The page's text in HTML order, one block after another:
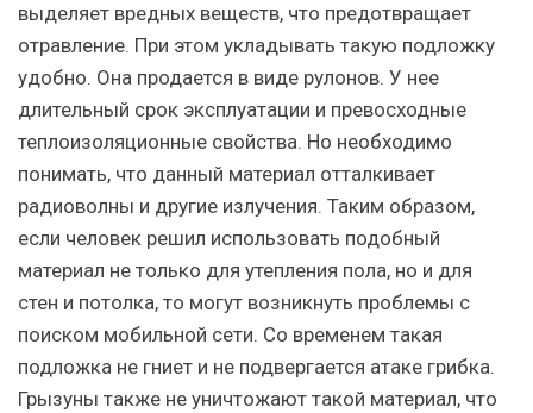
выделяет вредных веществ, что предотвращает
отравление. При этом укладывать такую подложку
удобно. Она продается в виде рулонов. У нее
длительный срок эксплуатации и превосходные
теплоизоляционные свойства. Но необходимо
понимать, что данный материал отталкивает
радиоволны и другие излучения. Таким образом,
если человек решил использовать подобный
материал не только для утепления пола, но и для
стен и потолка, то могут возникнуть проблемы с
поиском мобильной сети. Со временем такая
подложка не гниет и не подвергается атаке грибка.
Грызуны также не уничтожают такой материал, что